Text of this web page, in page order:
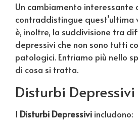
Un cambiamento interessante
contraddistingue quest’ultima
è, inoltre, la suddivisione tra
depressivi che non sono tutti
patologici. Entriamo più nello
di cosa si tratta.
Disturbi Depressivi
I Disturbi Depressivi includono: